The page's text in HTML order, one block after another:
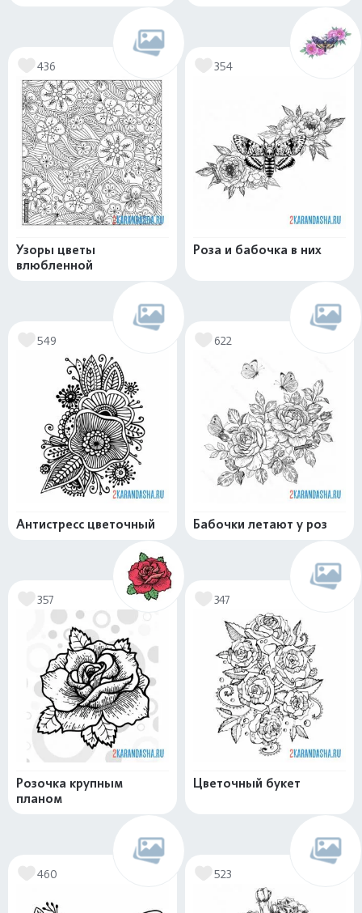
436
Узоры цветы
влюбленной
354
Роза и бабочка в них
549
Антистресс цветочный
622
Бабочки летают у роз
357
Розочка крупным
планом
347
Цветочный букет
460 523